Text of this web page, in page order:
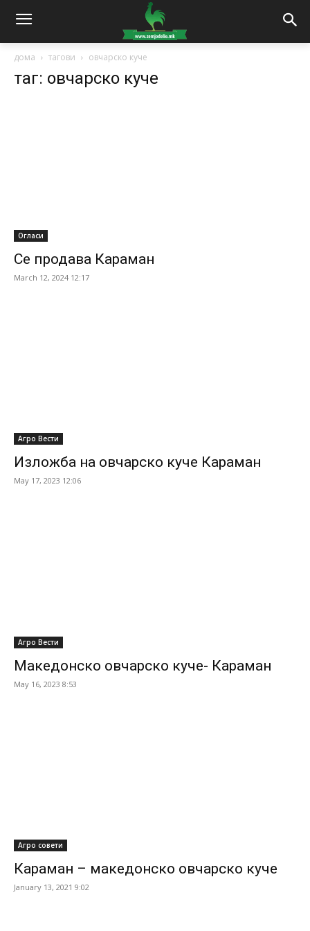
дома тагови овчарско куче
таг: овчарско куче
Огласи
Се продава Караман
March 12, 2024 12:17
Агро Вести
Изложба на овчарско куче Караман
May 17, 2023 12:06
Агро Вести
Македонско овчарско куче- Караман
May 16, 2023 8:53
Агро совети
Караман – македонско овчарско куче
January 13, 2021 9:02